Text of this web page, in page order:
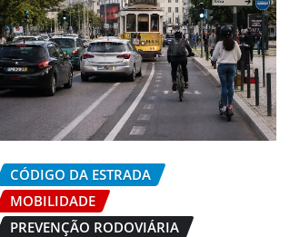
CÓDIGO DA ESTRADA
MOBILIDADE
PREVENÇÃO RODOVIÁRIA